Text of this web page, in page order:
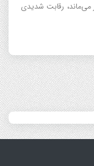
می‌ماند، رقابت شدیدی